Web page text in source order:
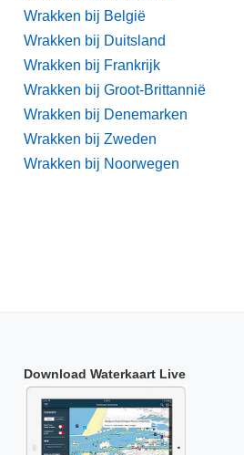
Wrakken bij België
Wrakken bij Duitsland
Wrakken bij Frankrijk
Wrakken bij Groot-Brittannië
Wrakken bij Denemarken
Wrakken bij Zweden
Wrakken bij Noorwegen
Download Waterkaart Live